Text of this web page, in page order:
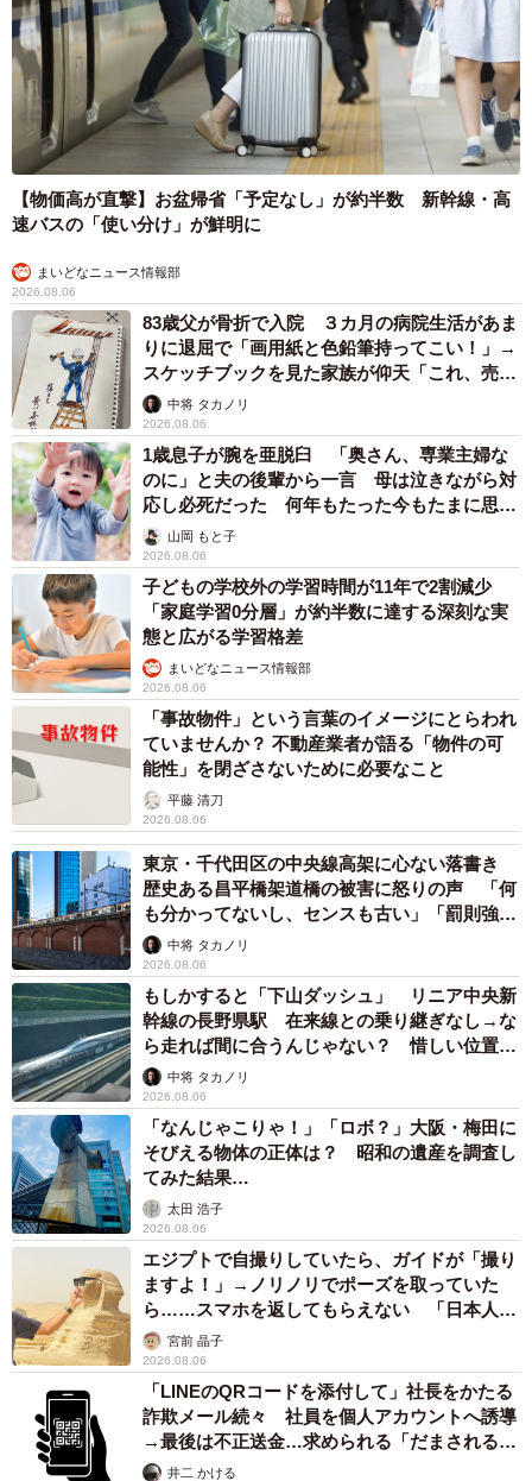
久しぶりの休日なので、家でゆっくりしようと思っていた
が…
妻に「そこにあるダンボール捨てといて！」と言われ、さ
らに3歳の娘から「パパ、おままごとのお家作って！」と追
い打ち。
てみた。…
pic.twitter.com/922QPACc0W
— 黒主くん (@kuronushi_)January 7, 2026
【物価高が直撃】お盆帰省「予定なし」が約半数 新幹線・高
速バスの「使い分け」が鮮明に
まいどなニュース情報部
2026.08.06
83歳父が骨折で入院 ３カ月の病院生活があま
りに退屈で「画用紙と色鉛筆持ってこい！」→
スケッチブックを見た家族が仰天「これ、売れ
ますよ…」
中将 タカノリ
2026.08.06
1歳息子が腕を亜脱臼 「奥さん、専業主婦な
のに」と夫の後輩から一言 母は泣きながら対
応し必死だった 何年もたった今もたまに思い
出し…山岡 もと子
2026.08.06
子どもの学校外の学習時間が11年で2割減少
「家庭学習0分層」が約半数に達する深刻な実
態と広がる学習格差
まいどなニュース情報部
2026.08.06
「事故物件」という言葉のイメージにとらわれ
ていませんか？ 不動産業者が語る「物件の可
能性」を閉ざさないために必要なこと
平藤 清刀
2026.08.06
東京・千代田区の中央線高架に心ない落書き
歴史ある昌平橋架道橋の被害に怒りの声 「何
も分かってないし、センスも古い」「罰則強化
して」中将 タカノリ
2026.08.06
もしかすると「下山ダッシュ」 リニア中央新
幹線の長野県駅 在来線との乗り継ぎなし→な
ら走れば間に合うんじゃない？ 惜しい位置関
係が反響
中将 タカノリ
2026.08.06
「なんじゃこりゃ！」「ロボ？」大阪・梅田に
そびえる物体の正体は？ 昭和の遺産を調査し
てみた結果…
太田 浩子
2026.08.06
エジプトで自撮りしていたら、ガイドが「撮り
ますよ！」→ノリノリでポーズを取っていた
ら……スマホを返してもらえない 「日本人は
カモ代表かも」「私は6時間で3万円払った」
宮前 晶子
2026.08.06
「LINEのQRコードを添付して」社長をかたる
詐欺メール続々 社員を個人アカウントへ誘導
→最後は不正送金…求められる「だまされる前
提」の対策
井二 かける